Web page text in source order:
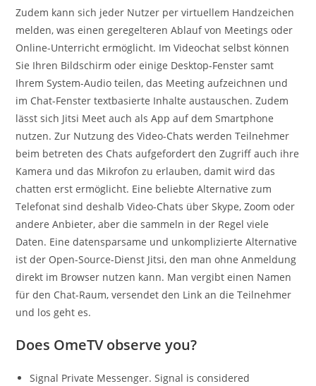
Zudem kann sich jeder Nutzer per virtuellem Handzeichen
melden, was einen geregelteren Ablauf von Meetings oder
Online-Unterricht ermöglicht. Im Videochat selbst können
Sie Ihren Bildschirm oder einige Desktop-Fenster samt
Ihrem System-Audio teilen, das Meeting aufzeichnen und
im Chat-Fenster textbasierte Inhalte austauschen. Zudem
lässt sich Jitsi Meet auch als App auf dem Smartphone
nutzen. Zur Nutzung des Video-Chats werden Teilnehmer
beim betreten des Chats aufgefordert den Zugriff auch ihre
Kamera und das Mikrofon zu erlauben, damit wird das
chatten erst ermöglicht. Eine beliebte Alternative zum
Telefonat sind deshalb Video-Chats über Skype, Zoom oder
andere Anbieter, aber die sammeln in der Regel viele
Daten. Eine datensparsame und unkomplizierte Alternative
ist der Open-Source-Dienst Jitsi, den man ohne Anmeldung
direkt im Browser nutzen kann. Man vergibt einen Namen
für den Chat-Raum, versendet den Link an die Teilnehmer
und los geht es.
Does OmeTV observe you?
Signal Private Messenger. Signal is considered